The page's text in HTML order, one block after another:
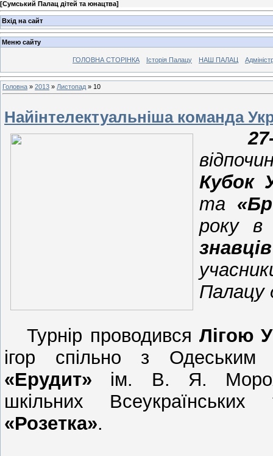
[Сумський Палац дітей та юнацтва]
Вхід на сайт
Меню сайту
ГОЛОВНА СТОРІНКА Історія Палацу НАШ ПАЛАЦ
Головна » 2013 » Листопад » 10
Найінтелектуальніша команда
Кубок
та
року в
знавців
Палацу
Турнір проводився Лігою
ігор спільно з Одеським
«Ерудит» ім. В. Я.
шкільних Всеукраїнських
«Розетка».